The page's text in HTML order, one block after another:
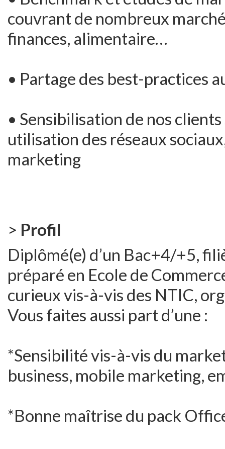
couvrant de nombreux
finances, alimentaire…
• Partage des best-practices
• Sensibilisation de nos
utilisation des réseaux
marketing
> Profil
Diplômé(e) d’un Bac+4/+5,
préparé en Ecole de
curieux vis-à-vis des NTIC,
Vous faites aussi part d’une :
*Sensibilité vis-à-vis du
business, mobile marketing,
*Bonne maîtrise du pack